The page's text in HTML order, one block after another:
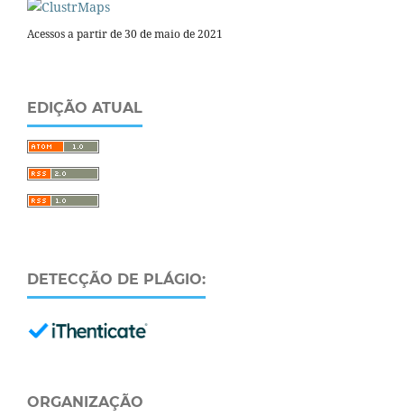
Acessos a partir de 30 de maio de 2021
EDIÇÃO ATUAL
DETECÇÃO DE PLÁGIO:
ORGANIZAÇÃO